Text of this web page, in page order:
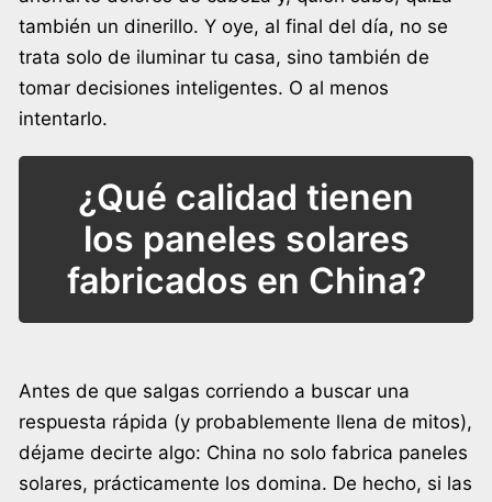
también un dinerillo. Y oye, al final del día, no se
trata solo de iluminar tu casa, sino también de
tomar decisiones inteligentes. O al menos
intentarlo.
¿Qué calidad tienen
los paneles solares
fabricados en China?
Antes de que salgas corriendo a buscar una
respuesta rápida (y probablemente llena de mitos),
déjame decirte algo: China no solo fabrica paneles
solares, prácticamente los domina. De hecho, si las